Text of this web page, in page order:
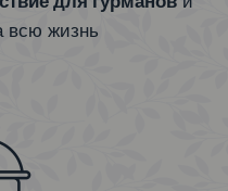
всю жизнь